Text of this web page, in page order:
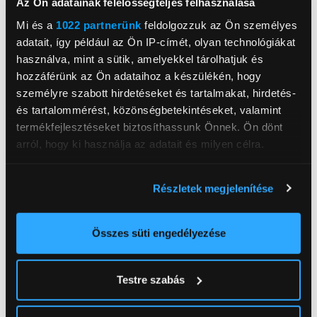
Mi és a 1022 partnerünk feldolgozzuk az Ön személyes
adatait, így például az Ön IP-címét, olyan technológiákat
használva, mint a sütik, amelyekkel tárolhatjuk és
hozzáférünk az Ön adataihoz a készülékén, hogy
személyre szabott hirdetéseket és tartalmakat, hirdetés-
és tartalommérést, közönségbetekintéseket, valamint
termékfejlesztéseket biztosíthassunk Önnek. Ön dönt
arról, hogy ki használja az adatait és milyen célra.
elhelyezkedéséről pár méteres pontossággal
Az Ön készülékén beazonosítása annak konkrét
módjairól és adja meg preferenciáit aRészletek
pontban. Bármikor módosíthatja vagy visszavonhatja a
Részletek megjelenítése
Összes süti engedélyezése
Testre szabás
ZTE
ZTE Hungary Kft
ztehungary@zte.com.cn
1117, Budapest, Infopark sétány 1 I. épület 6em. 6.2
8GB
6,9 inch
Kijelző felbontása
2790x1188
Snapdragon 7 Gen 1
Dual SIM
Igen
Állítsd be a fotóstílust előnézet közben. Hozz létre
bármit, amit szeretnél.